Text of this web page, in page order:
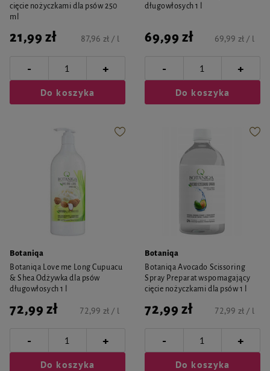
cięcie nożyczkami dla psów 250
ml
21,99 zł 87,96 zł / l
- +
Do koszyka
długowłosych 1 l
69,99 zł 69,99 zł / l
- +
Do koszyka
Botaniqa
Botaniqa Love me Long Cupuacu
& Shea Odżywka dla psów
długowłosych 1 l
72,99 zł 72,99 zł / l
- +
Do koszyka
Botaniqa
Botaniqa Avocado Scissoring
Spray Preparat wspomagający
cięcie nożyczkami dla psów 1 l
72,99 zł 72,99 zł / l
- +
Do koszyka